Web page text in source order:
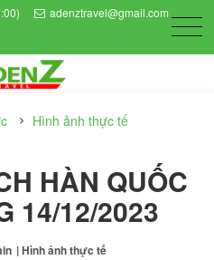
adenztravel@gmail.com
Hình ảnh thực tế
HÀN QUỐC
14/12/2023
| Hình ảnh thực tế